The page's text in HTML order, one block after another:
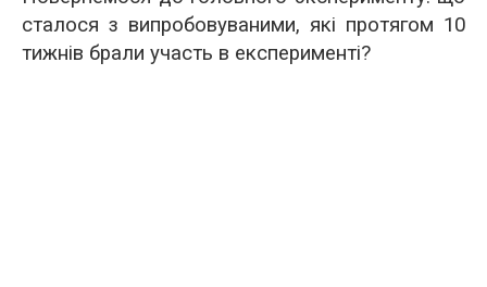
сталося з випробовуваними, які протягом 10
тижнів брали участь в експерименті?